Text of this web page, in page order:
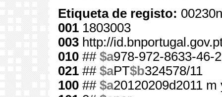
Etiqueta de registo:
001 1803003
003 http://
010 ## $a978-972-8633-46-2
021 ## $aPT$b324578/11
100 ## $a20120209d2011